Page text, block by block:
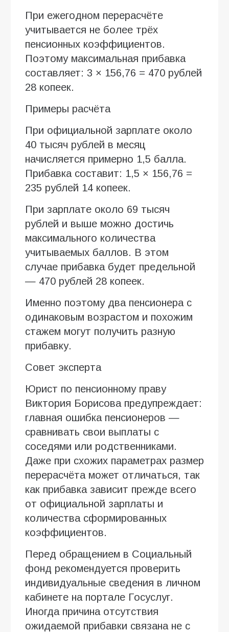
При ежегодном перерасчёте
учитывается не более трёх
пенсионных коэффициентов.
Поэтому максимальная прибавка
составляет: 3 × 156,76 = 470 рублей
28 копеек.
Примеры расчёта
При официальной зарплате около
40 тысяч рублей в месяц
начисляется примерно 1,5 балла.
Прибавка составит: 1,5 × 156,76 =
235 рублей 14 копеек.
При зарплате около 69 тысяч
рублей и выше можно достичь
максимального количества
учитываемых баллов. В этом
случае прибавка будет предельной
— 470 рублей 28 копеек.
Именно поэтому два пенсионера с
одинаковым возрастом и похожим
стажем могут получить разную
прибавку.
Совет эксперта
Юрист по пенсионному праву
Виктория Борисова предупреждает:
главная ошибка пенсионеров —
сравнивать свои выплаты с
соседями или родственниками.
Даже при схожих параметрах размер
перерасчёта может отличаться, так
как прибавка зависит прежде всего
от официальной зарплаты и
количества сформированных
коэффициентов.
Перед обращением в Социальный
фонд рекомендуется проверить
индивидуальные сведения в личном
кабинете на портале Госуслуг.
Иногда причина отсутствия
ожидаемой прибавки связана не с